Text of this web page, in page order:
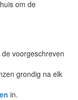
om de
voorgeschreven
grondig na elk
in.